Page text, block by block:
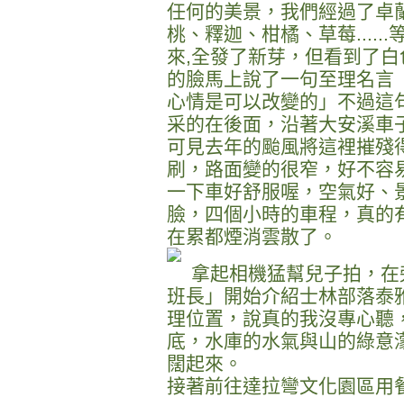
任何的美景，我們經過了卓
桃、釋迦、柑橘、草莓......
來,全發了新芽，但看到了
的臉馬上說了一句至理名言
心情是可以改變的」不過這
采的在後面，沿著大安溪車
可見去年的颱風將這裡摧殘
刷，路面變的很窄，好不容
一下車好舒服喔，空氣好、
臉，四個小時的車程，真的
在累都煙消雲散了。
拿起相機猛幫兒子拍，在
班長」開始介紹士林部落泰
理位置，說真的我沒專心聽
底，水庫的水氣與山的綠意
闊起來。
接著前往達拉彎文化園區用